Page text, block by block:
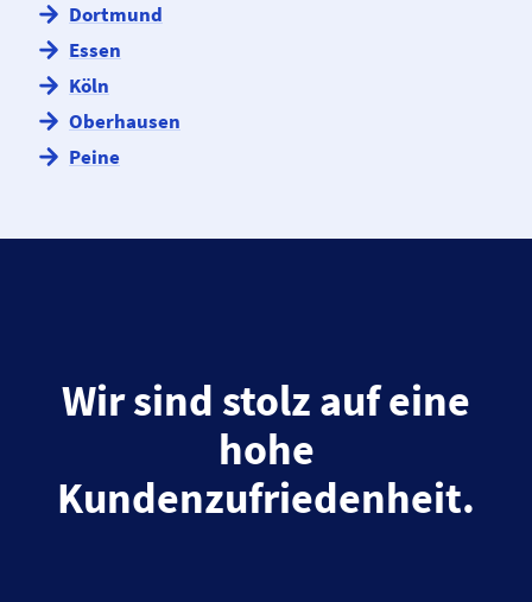
Dortmund
Essen
Köln
Oberhausen
Peine
Wir sind stolz auf eine
hohe
Kundenzufriedenheit.